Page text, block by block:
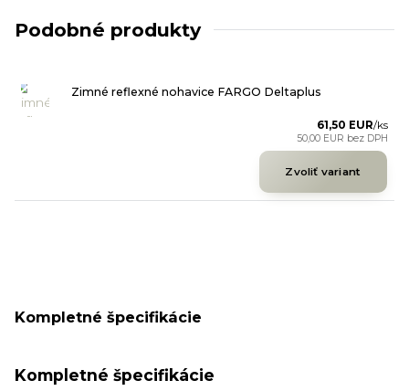
Podobné produkty
Zimné reflexné nohavice FARGO Deltaplus
61,50 EUR/ks
50,00 EUR bez DPH
Zvoliť variant
Kompletné špecifikácie
Kompletné špecifikácie